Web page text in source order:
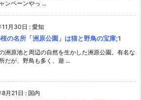
ンペーンやっ ...
月30日 : 愛知
の名所「洲原公園」は猫と野鳥の宝庫;1
洲原池と周辺の自然を生かした洲原公園。有名な
だが、野鳥も多く、遊 ...
月21日 : 国内